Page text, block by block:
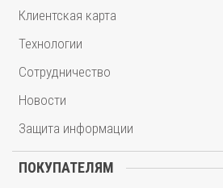
Клиентская карта
Технологии
Сотрудничество
Новости
Защита информации
ПОКУПАТЕЛЯМ